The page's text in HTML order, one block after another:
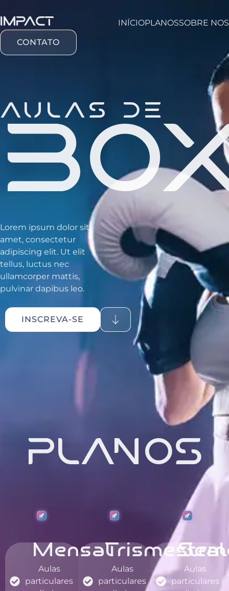
impact INÍCIOPLANOSSOBRE NOS
CONTATO
AULAS DE
Lorem ipsum dolor sit
amet, consectetur
adipiscing elit. Ut elit
tellus, luctus nec
ullamcorper mattis,
pulvinar dapibus leo.
INSCREVA-SE
PLANOS
Mensal
Aulas
particulares
Trismestral
Aulas
particulares
Aulas
particulares